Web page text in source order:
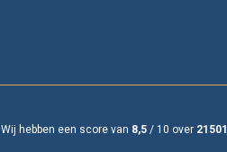
Wij hebben een score van 8,5 / 10 over 21501